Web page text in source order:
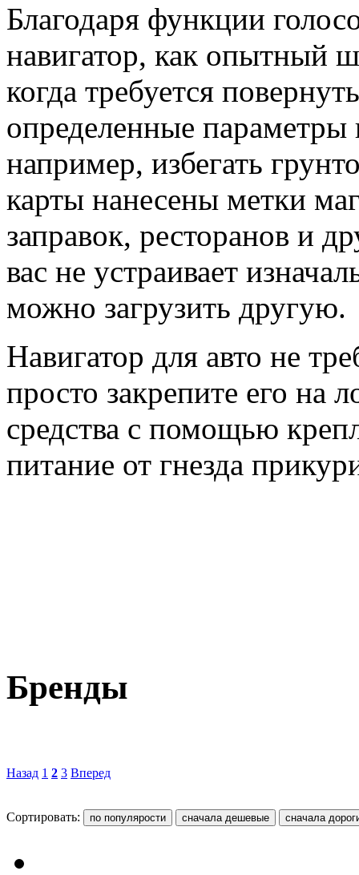
Благодаря функции
навигатор, как опытный
когда требуется
определенные
например, избегать
карты нанесены метки
заправок, ресторанов и
вас не устраивает
можно загрузить другую.
Навигатор для авто не
просто закрепите его на
средства с помощью
питание от гнезда
Бренды
Назад 1 2 3 Вперед
Сортировать: